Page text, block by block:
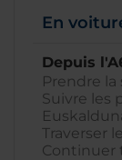
En
Depuis
Prendre la
Suivre les
Traverser
Continuer